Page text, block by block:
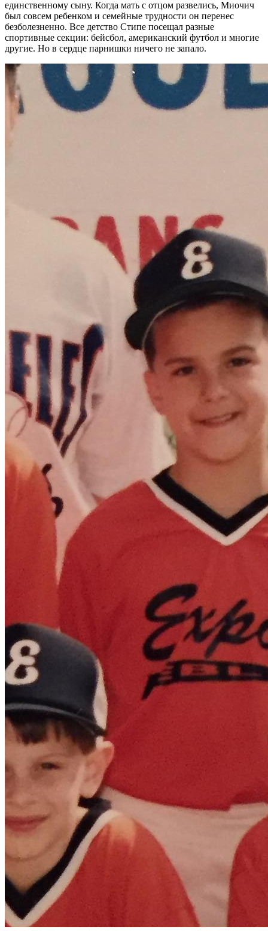
единственному сыну. Когда мать с отцом развелись, Миочич
был совсем ребенком и семейные трудности он перенес
безболезненно. Все детство Стипе посещал разные
спортивные секции: бейсбол, американский футбол и многие
другие. Но в сердце парнишки ничего не запало.